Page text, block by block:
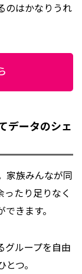
のはかなりうれ
データのシェ
家族みんなが同
たり足りなく
きます。
グループを自由
つ。